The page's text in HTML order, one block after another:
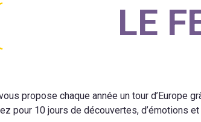
LE
propose chaque année un tour d’Europe
pour 10 jours de découvertes, d’émotions